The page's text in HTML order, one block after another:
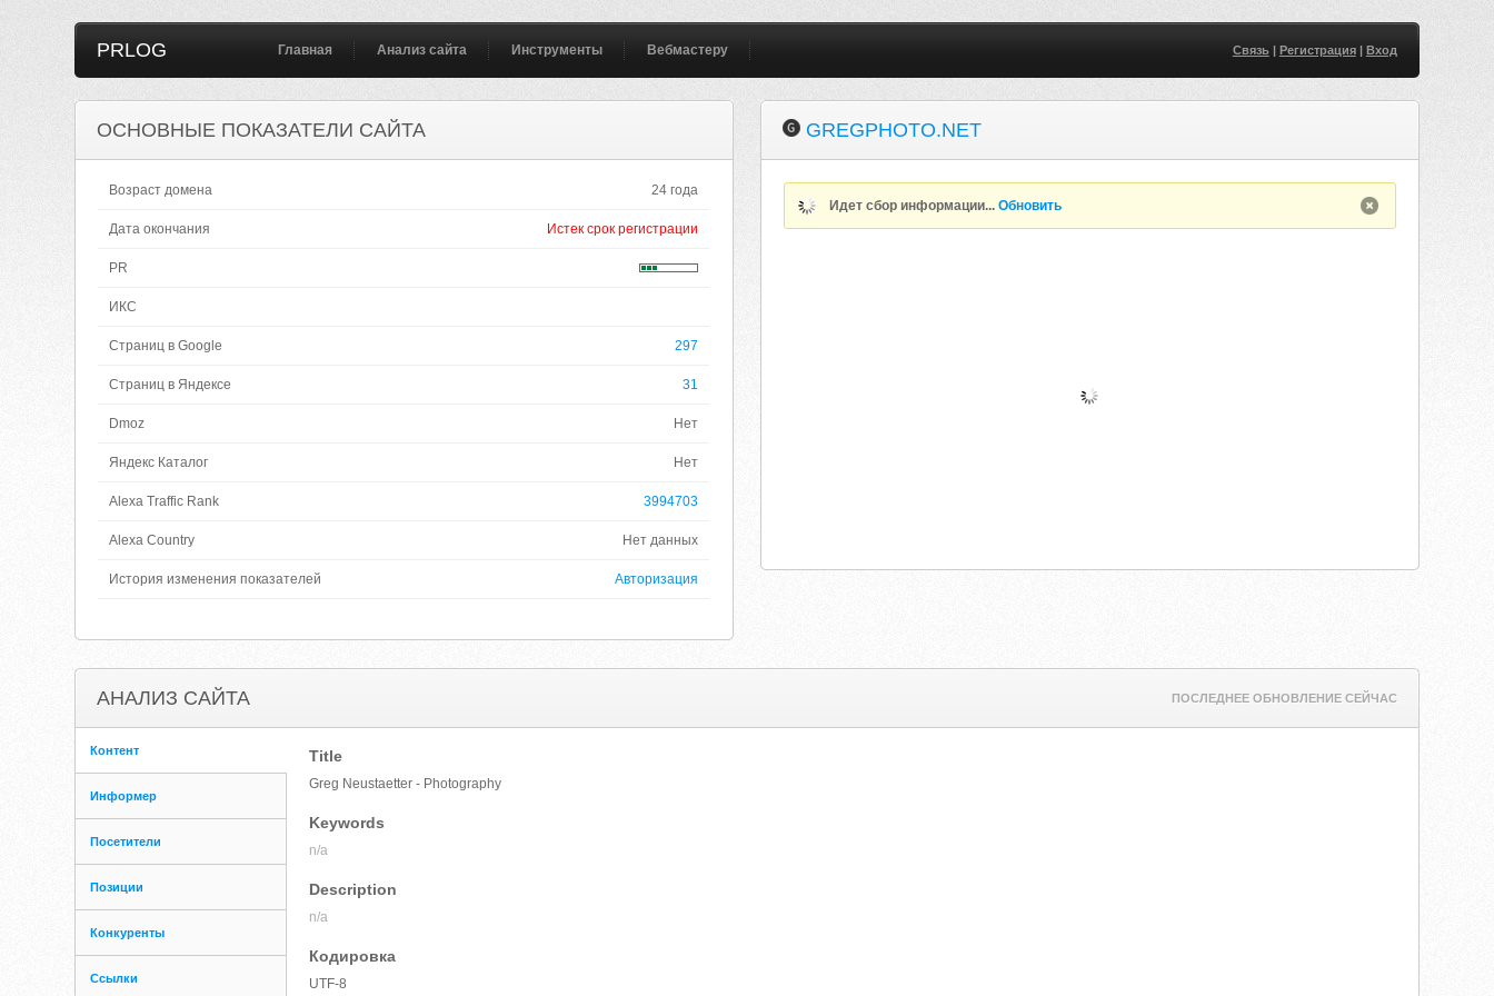
PRLOG Главная Анализ сайта Инструменты Вебмастеру Связь| Регистрация| Вход
ОСНОВНЫЕ ПОКАЗАТЕЛИ САЙТА
Возраст домена 24 года
Дата окончания Истек срок регистрации
PR
ИКС
Страниц в Google 297
Страниц в Яндексе 31
Dmoz Нет
Яндекс Каталог Нет
Alexa Traffic Rank 3994703
Alexa Country Нет данных
История изменения показателей Авторизация
GREGPHOTO.NET
Идет сбор информации...Обновить
АНАЛИЗ САЙТА ПОСЛЕДНЕЕ ОБНОВЛЕНИЕ СЕЙЧАС
Контент
Информер
Посетители
Позиции
Конкуренты
Ссылки
Title
Greg Neustaetter - Photography
Keywords
n/a
Description
n/a
Кодировка
UTF-8